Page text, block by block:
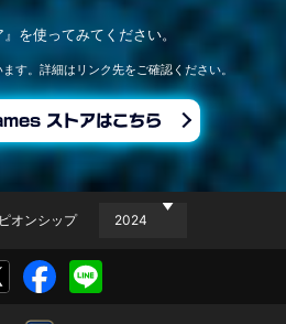
を使ってみてください。
す。詳細はリンク先をご確認ください。
ストアはこちら
オンシップ